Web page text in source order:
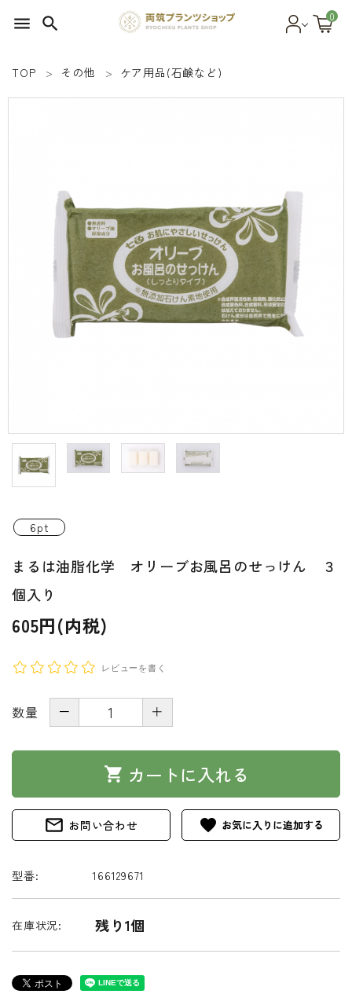
menu search 0
MATERIAL 資材
OTHER 雑貨
FOOD 食品
BLOG ブログ
プライバシーポリシー
特定商取引法について
ようこそ ゲスト 様
TOP その他 ケア用品(石鹸など)
6pt
まるは油脂化学 オリーブお風呂のせっけん ３
個入り
605円(内税)
レビューを書く
数量 － ＋
shopping_cart カートに入れる
mail_outline お問い合わせ favorite
型番: 166129671
在庫状況: 残り1個